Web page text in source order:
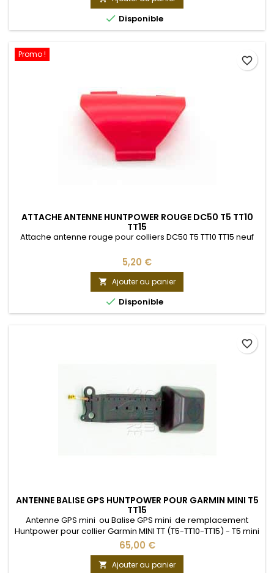
 Disponible
Promo !
ATTACHE ANTENNE HUNTPOWER ROUGE DC50 T5 TT10
TT15
Attache antenne rouge pour colliers DC50 T5 TT10 TT15 neuf
5,20 €
 Ajouter au panier
 Disponible
favorite_border
ANTENNE BALISE GPS HUNTPOWER POUR GARMIN MINI T5
TT15
Antenne GPS mini ou Balise GPS mini de remplacement
Huntpower pour collier Garmin MINI TT (T5-TT10-TT15) - T5 mini
TT15 mini tous modèles (Français-Américian-Espagnol-etc..)
- Connectique à clipper néanmoins on vous conseille de
faire intervenir un professionnel.
65,00 €
 Ajouter au panier
favorite_border